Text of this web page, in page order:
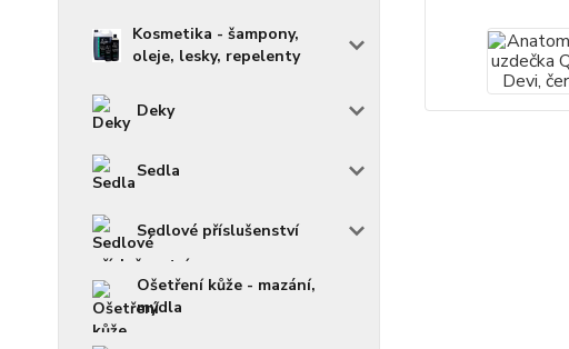
Kosmetika - šampony,
oleje, lesky, repelenty
Deky
Sedla
Sedlové příslušenství
Ošetření kůže - mazání,
mýdla